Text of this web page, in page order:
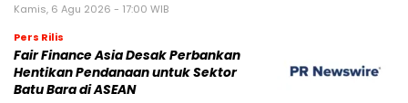
Kamis, 6 Agu 2026 - 17:00 WIB
Pers Rilis
Fair Finance Asia Desak Perbankan
Hentikan Pendanaan untuk Sektor
Batu Bara di ASEAN